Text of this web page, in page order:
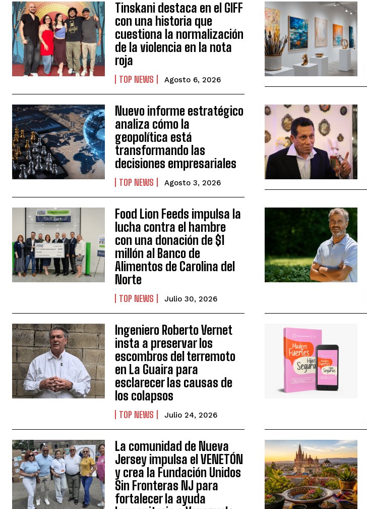
I WANT IN
I've read and accept thePrivacy Policy
Arzu
Tinskani destaca en el GIFF
con una historia que
cuestiona la normalización
de la violencia en la nota
roja
TOP NEWS Agosto 6, 2026
Nuevo informe estratégico
analiza cómo la
geopolítica está
transformando las
decisiones empresariales
TOP NEWS Agosto 3, 2026
Food Lion Feeds impulsa la
lucha contra el hambre
con una donación de $1
millón al Banco de
Alimentos de Carolina del
Norte
TOP NEWS Julio 30, 2026
Ingeniero Roberto Vernet
insta a preservar los
escombros del terremoto
en La Guaira para
esclarecer las causas de
los colapsos
TOP NEWS Julio 24, 2026
La comunidad de Nueva
Jersey impulsa el VENETÓN
y crea la Fundación Unidos
Sin Fronteras NJ para
fortalecer la ayuda